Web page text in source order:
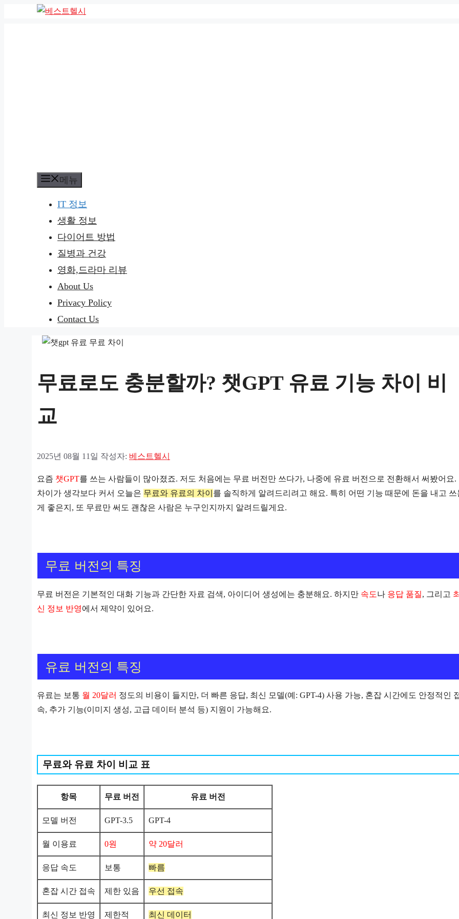
메뉴
IT 정보
생활 정보
다이어트 방법
질병과 건강
영화,드라마 리뷰
About Us
Privacy Policy
Contact Us
무료로도 충분할까? 챗GPT 유료 기능 차이 비
교
2025년 08월 11일 작성자: 베스트헬시
요즘 챗GPT를 쓰는 사람들이 많아졌죠. 저도 처음에는 무료 버전만 쓰다가, 나중에 유료 버전으로 전환해서 써봤어요.
차이가 생각보다 커서 오늘은 무료와 유료의 차이 를 솔직하게 알려드리려고 해요. 특히 어떤 기능 때문에 돈을 내고 쓰
게 좋은지, 또 무료만 써도 괜찮은 사람은 누구인지까지 알려드릴게요.
무료 버전의 특징
무료 버전은 기본적인 대화 기능과 간단한 자료 검색, 아이디어 생성에는 충분해요. 하지만 속도나 응답 품질, 그리고
신 정보 반영에서 제약이 있어요.
유료 버전의 특징
유료는 보통 월 20달러 정도의 비용이 들지만, 더 빠른 응답, 최신 모델(예: GPT-4) 사용 가능, 혼잡 시간에도 안정적인
속, 추가 기능(이미지 생성, 고급 데이터 분석 등) 지원이 가능해요.
무료와 유료 차이 비교 표
항목 무료 버전 유료 버전
모델 버전 GPT-3.5 GPT-4
월 이용료 0원 약 20달러
응답 속도 보통 빠름
혼잡 시간 접속 제한 있음 우선 접속
최신 정보 반영 제한적 최신 데이터